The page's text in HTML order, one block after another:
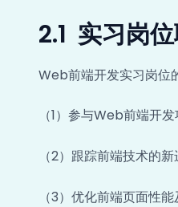
2.1 实习岗
Web前端开发实习岗位
（1）参与Web前端开
（2）跟踪前端技术的
（3）优化前端页面性